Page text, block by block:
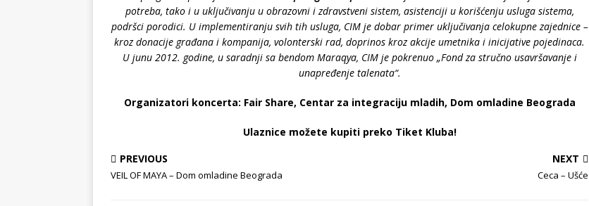
potreba, tako i u uključivanju u obrazovni i zdravstveni sistem, asistenciji u korišćenju usluga sistema,
podršci porodici. U implementiranju svih tih usluga, CIM je dobar primer uključivanja celokupne zajednice –
kroz donacije građana i kompanija, volonterski rad, doprinos kroz akcije umetnika i inicijative pojedinaca.
U junu 2012. godine, u saradnji sa bendom Maraqya, CIM je pokrenuo „Fond za stručno usavršavanje i
unapređenje talenata“.
Organizatori koncerta: Fair Share, Centar za integraciju mladih, Dom omladine Beograda
Ulaznice možete kupiti preko Tiket Kluba!
PREVIOUS
VEIL OF MAYA – Dom omladine Beograda
NEXT
Ceca – Ušće